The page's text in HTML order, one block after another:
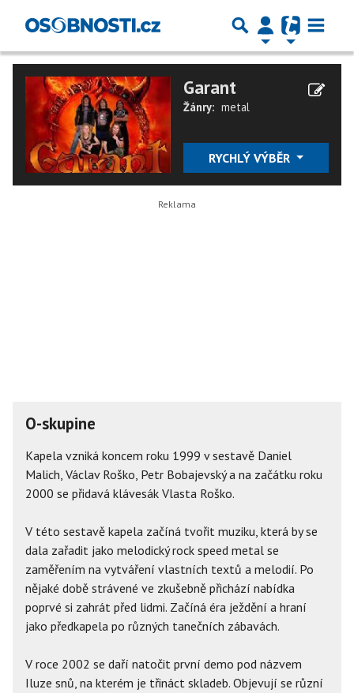
Garant
Žánry: metal
RYCHLÝ VÝBĚR
O-skupine
Kapela vzniká koncem roku 1999 v sestavě Daniel
Malich, Václav Roško, Petr Bobajevský a na začátku roku
2000 se přidavá klávesák Vlasta Roško.
V této sestavě kapela začíná tvořit muziku, která by se
dala zařadit jako melodický rock speed metal se
zaměřením na vytváření vlastních textů a melodií. Po
nějaké době strávené ve zkušebně přichází nabídka
poprvé si zahrát před lidmi. Začíná éra ježdění a hraní
jako předkapela po různých tanečních zábavách.
V roce 2002 se daří natočit první demo pod názvem
Iluze snů, na kterém je třináct skladeb. Objevují se různí